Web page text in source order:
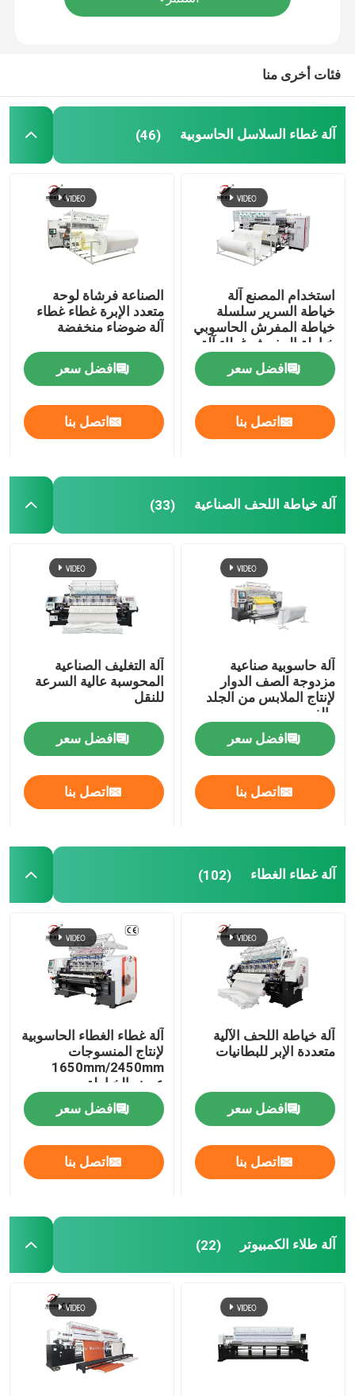
فئات أخرى منا
آلة غطاء السلاسل الحاسوبية (46)
استخدام المصنع آلة
خياطة السرير سلسلة
خياطة المفرش الحاسوبي
خياطة المفرش غطاء آلة
افضل سعر
اتصل بنا
الصناعة فرشاة لوحة
متعدد الإبرة غطاء غطاء
آلة ضوضاء منخفضة
افضل سعر
اتصل بنا
آلة خياطة اللحف الصناعية (33)
آلة حاسوبية صناعية
مزدوجة الصف الدوار
لإنتاج الملابس من الجلد
والغرور
افضل سعر
اتصل بنا
آلة التغليف الصناعية
المحوسبة عالية السرعة
للنقل
افضل سعر
اتصل بنا
آلة غطاء الغطاء (102)
آلة خياطة اللحف الآلية
متعددة الإبر للبطانيات
افضل سعر
اتصل بنا
آلة غطاء الغطاء الحاسوبية
لإنتاج المنسوجات
1650mm/2450mm
عرض الخياطة
افضل سعر
اتصل بنا
آلة طلاء الكمبيوتر (22)